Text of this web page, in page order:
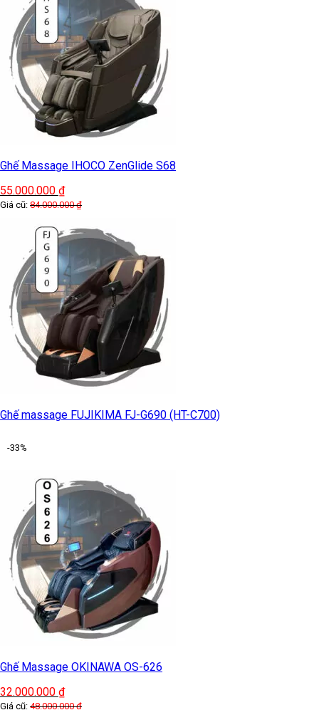
Ghế Massage IHOCO ZenGlide S68
55.000.000 ₫
Giá cũ: 84.000.000₫
Ghế massage FUJIKIMA FJ-G690 (HT-C700)
-33%
Ghế Massage OKINAWA OS-626
32.000.000 ₫
Giá cũ: 48.000.000₫